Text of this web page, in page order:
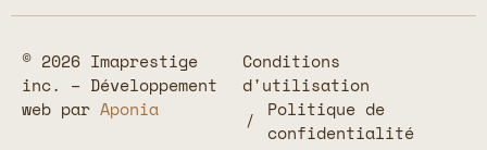
© 2026 Imaprestige
inc. – Développement
web par Aponia
Conditions
d'utilisation
Politique de
confidentialité